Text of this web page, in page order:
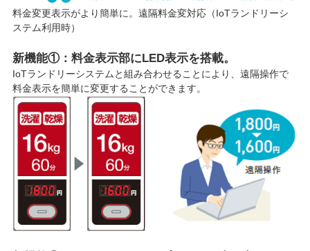
料金変更表示がより簡単に。遠隔料金変対応（IoTランドリーシ
ステム利用時）
新機能①：料金表示部にLED表示を搭載。
IoTランドリーシステムと組み合わせることにより、遠隔操作で
料金表示を簡単に変更することができます。